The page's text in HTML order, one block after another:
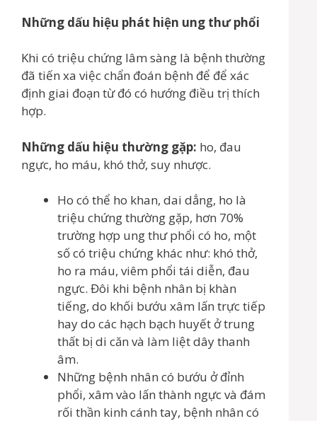
Những dấu hiệu phát hiện ung thư phổi
Khi có triệu chứng lâm sàng là bệnh thường
đã tiến xa việc chẩn đoán bệnh để để xác
định giai đoạn từ đó có hướng điều trị thích
hợp.
Những dấu hiệu thường gặp: ho, đau
ngực, ho máu, khó thở, suy nhược.
Ho có thể ho khan, dai dẳng, ho là
triệu chứng thường gặp, hơn 70%
trường hợp ung thư phổi có ho, một
số có triệu chứng khác như: khó thở,
ho ra máu, viêm phổi tái diễn, đau
ngực. Đôi khi bệnh nhân bị khàn
tiếng, do khối bướu xâm lấn trực tiếp
hay do các hạch bạch huyết ở trung
thất bị di căn và làm liệt dây thanh
âm.
Những bệnh nhân có bướu ở đỉnh
phổi, xâm vào lấn thành ngực và đám
rối thần kinh cánh tay, bệnh nhân có